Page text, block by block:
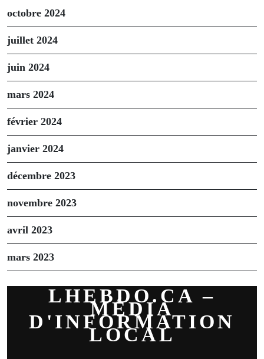
octobre 2024
juillet 2024
juin 2024
mars 2024
février 2024
janvier 2024
décembre 2023
novembre 2023
avril 2023
mars 2023
LHEBDO.CA –
MÉDIA
D'INFORMATION
LOCAL